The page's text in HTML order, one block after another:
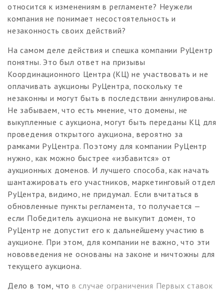
относится к изменениям в регламенте? Неужели
компания не понимает несостоятельность и
незаконность своих действий?
На самом деле действия и спешка компании РуЦентр
понятны. Это был ответ на призывы
Координационного Центра (КЦ) не участвовать и не
оплачивать аукционы РуЦентра, поскольку те
незаконны и могут быть в последствии аннулированы.
Не забываем, что есть мнение, что домены, не
выкупленные с аукциона, могут быть переданы КЦ для
проведения открытого аукциона, вероятно за
рамками РуЦентра. Поэтому для компании РуЦентр
нужно, как можно быстрее «избавится» от
аукционных доменов. И лучшего способа, как начать
шантажировать его участников, маркетинговый отдел
РуЦентра, видимо, не придумал. Если вчитаться в
обновленные пункты регламента, то получается —
если Победитель аукциона не выкупит домен, то
РуЦентр не допустит его к дальнейшему участию в
аукционе. При этом, для компании не важно, что эти
нововведения не основаны на законе и ничтожны для
текущего аукциона.
Дело в том, что в случае ограничения Первых ставок